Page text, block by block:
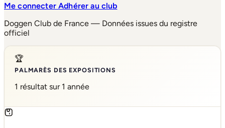
Me connecterAdhérer au club
Doggen Club de France — Données issues du registre
officiel
🏆
PALMARÈS DES EXPOSITIONS
1 résultat sur 1 année